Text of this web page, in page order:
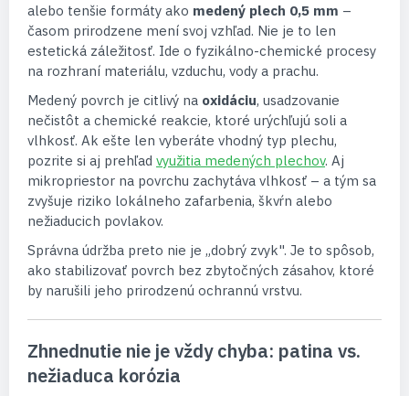
alebo tenšie formáty ako medený plech 0,5 mm –
časom prirodzene mení svoj vzhľad. Nie je to len
estetická záležitosť. Ide o fyzikálno-chemické procesy
na rozhraní materiálu, vzduchu, vody a prachu.
Medený povrch je citlivý na oxidáciu, usadzovanie
nečistôt a chemické reakcie, ktoré urýchľujú soli a
vlhkosť. Ak ešte len vyberáte vhodný typ plechu,
pozrite si aj prehľad využitia medených plechov. Aj
mikropriestor na povrchu zachytáva vlhkosť – a tým sa
zvyšuje riziko lokálneho zafarbenia, škvŕn alebo
nežiaducich povlakov.
Správna údržba preto nie je „dobrý zvyk". Je to spôsob,
ako stabilizovať povrch bez zbytočných zásahov, ktoré
by narušili jeho prirodzenú ochrannú vrstvu.
Zhnednutie nie je vždy chyba: patina vs.
nežiaduca korózia